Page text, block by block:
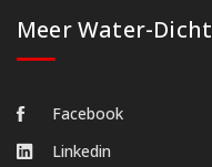
Meer Water-Dicht
Facebook
Linkedin